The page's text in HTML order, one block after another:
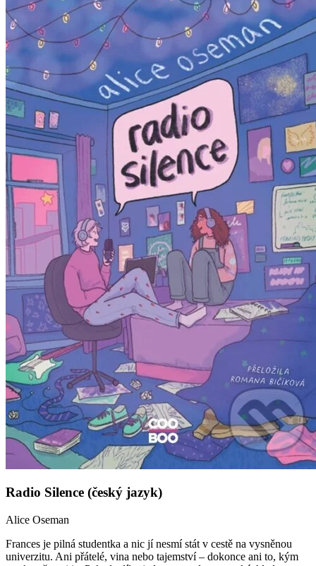
Radio Silence (český jazyk)
Alice Oseman
Frances je pilná studentka a nic jí nesmí stát v cestě na vysněnou
univerzitu. Ani přátelé, vina nebo tajemství – dokonce ani to, kým